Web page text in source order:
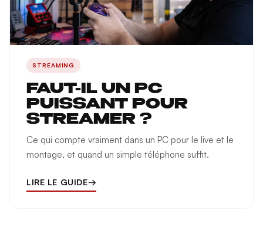
STREAMING
FAUT-IL UN PC
PUISSANT POUR
STREAMER ?
Ce qui compte vraiment dans un PC pour le live et le
montage, et quand un simple téléphone suffit.
LIRE LE GUIDE→